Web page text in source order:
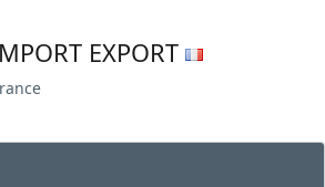
EXPORT